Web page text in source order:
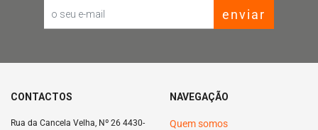
enviar
CONTACTOS
Rua da Cancela Velha, Nº 26 4430-
NAVEGAÇÃO
Quem somos